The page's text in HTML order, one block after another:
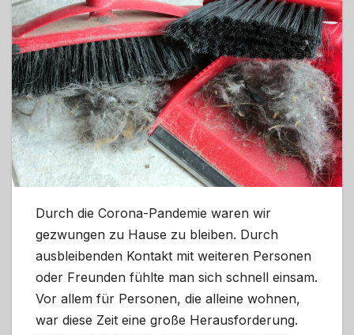
Durch die Corona-Pandemie waren wir
gezwungen zu Hause zu bleiben. Durch
ausbleibenden Kontakt mit weiteren Personen
oder Freunden fühlte man sich schnell einsam.
Vor allem für Personen, die alleine wohnen,
war diese Zeit eine große Herausforderung.